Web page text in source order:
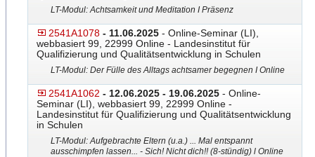
LT-Modul: Achtsamkeit und Meditation I Präsenz
2541A1078 - 11.06.2025 - Online-Seminar (LI),
webbasiert 99, 22999 Online - Landesinstitut für
Qualifizierung und Qualitätsentwicklung in Schulen
LT-Modul: Der Fülle des Alltags achtsamer begegnen I Online
2541A1062 - 12.06.2025 - 19.06.2025 - Online-
Seminar (LI), webbasiert 99, 22999 Online -
Landesinstitut für Qualifizierung und Qualitätsentwicklung
in Schulen
LT-Modul: Aufgebrachte Eltern (u.a.) ... Mal entspannt
ausschimpfen lassen... - Sich! Nicht dich!! (8-stündig) l Online